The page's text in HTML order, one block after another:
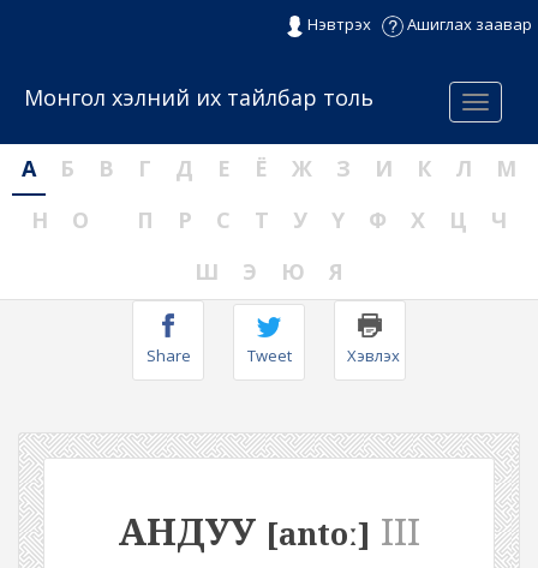
Нэвтрэх Ашиглах заавар
Menu
Монгол хэлний их тайлбар толь
А Б В Г Д Е Ё Ж З И К Л
М
Н
О П Р С Т У Ү Ф Х Ц
Ч
Ш
Э Ю Я
Share Tweet Хэвлэх
АНДУУ [antoː] III